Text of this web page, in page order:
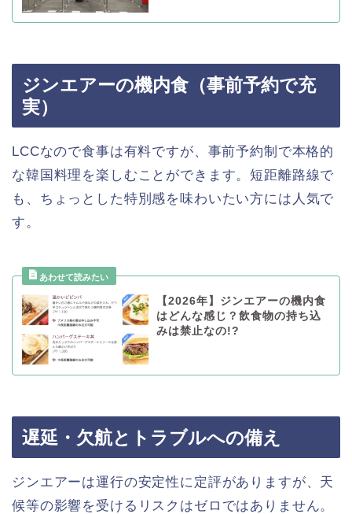
ジンエアーの機内食（事前予約で充
実）
LCCなので食事は有料ですが、事前予約制で本格的
な韓国料理を楽しむことができます。短距離路線で
も、ちょっとした特別感を味わいたい方には人気で
す。
【2026年】ジンエアーの機内食
はどんな感じ？飲食物の持ち込
みは禁止なの!?
遅延・欠航とトラブルへの備え
ジンエアーは運行の安定性に定評がありますが、天
候等の影響を受けるリスクはゼロではありません。